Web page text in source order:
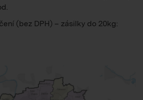
(bez DPH) – zásilky do 20kg: